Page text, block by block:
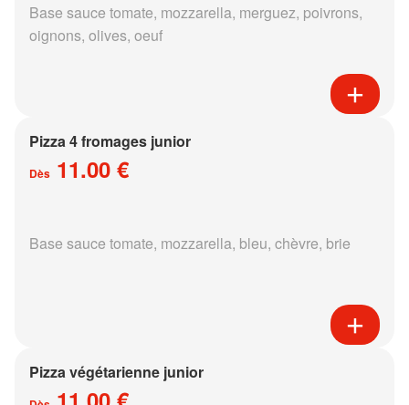
Base sauce tomate, mozzarella, merguez, poivrons,
oignons, olives, oeuf
Pizza 4 fromages junior
Dès 11.00 €
Base sauce tomate, mozzarella, bleu, chèvre, brie
Pizza végétarienne junior